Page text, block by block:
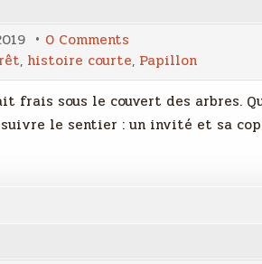
0 Comments
Suivre
les
papillons
, histoire courte, Papillon
frais sous le couvert des arbres.
le sentier : un invité et sa